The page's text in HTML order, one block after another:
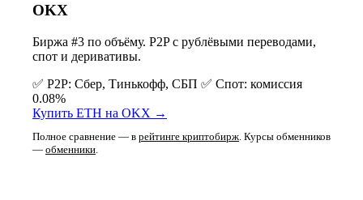
OKX
Биржа #3 по объёму. P2P с рублёвыми переводами,
спот и деривативы.
✅ P2P: Сбер, Тинькофф, СБП ✅ Спот: комиссия
0.08%
Купить ETH на OKX →
Полное сравнение — в рейтинге криптобирж. Курсы обменников
— обменники.